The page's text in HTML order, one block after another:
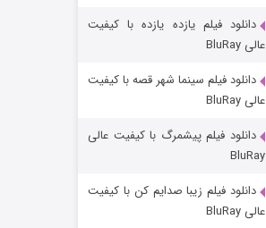
خاندان اژدها فصل ۳
دانلود فیلم یازده یازده با کیفیت
عالی BluRay
دانلود فیلم سینما شهر قصه با کیفیت
عالی BluRay
دانلود فیلم پیشمرگ با کیفیت عالی
BluRay
دانلود فیلم زیبا صدایم کن با کیفیت
عالی BluRay